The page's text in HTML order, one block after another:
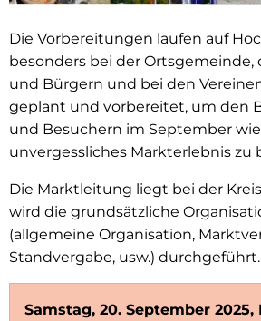
Die Vorbereitungen laufen auf
besonders bei der
und Bürgern und bei den
geplant und vorbereitet, um den
und Besuchern im September
unvergessliches Markterlebnis zu
Die Marktleitung liegt bei der
wird die grundsätzliche
(allgemeine Organisation,
Standvergabe, usw.) durchgeführt.
Samstag, 20. September